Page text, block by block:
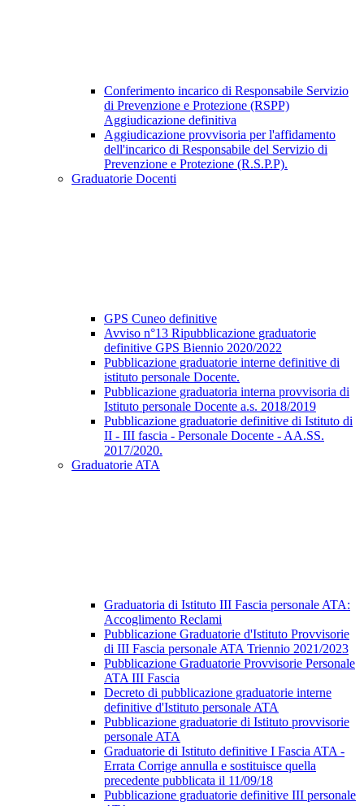
Conferimento incarico di Responsabile Servizio
di Prevenzione e Protezione (RSPP)
Aggiudicazione definitiva
Aggiudicazione provvisoria per l'affidamento
dell'incarico di Responsabile del Servizio di
Prevenzione e Protezione (R.S.P.P).
Graduatorie Docenti
GPS Cuneo definitive
Avviso n°13 Ripubblicazione graduatorie
definitive GPS Biennio 2020/2022
Pubblicazione graduatorie interne definitive di
istituto personale Docente.
Pubblicazione graduatoria interna provvisoria di
Istituto personale Docente a.s. 2018/2019
Pubblicazione graduatorie definitive di Istituto di
II - III fascia - Personale Docente - AA.SS.
2017/2020.
Graduatorie ATA
Graduatoria di Istituto III Fascia personale ATA:
Accoglimento Reclami
Pubblicazione Graduatorie d'Istituto Provvisorie
di III Fascia personale ATA Triennio 2021/2023
Pubblicazione Graduatorie Provvisorie Personale
ATA III Fascia
Decreto di pubblicazione graduatorie interne
definitive d'Istituto personale ATA
Pubblicazione graduatorie di Istituto provvisorie
personale ATA
Graduatorie di Istituto definitive I Fascia ATA -
Errata Corrige annulla e sostituisce quella
precedente pubblicata il 11/09/18
Pubblicazione graduatorie definitive III personale